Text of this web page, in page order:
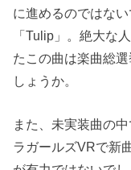
に進めるのではな
「Tulip 」。絶大な
たこの曲は楽曲総
しょうか。
また、未実装曲の
ラガールズVRで新